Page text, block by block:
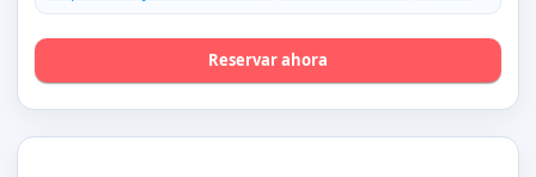
Reservar ahora